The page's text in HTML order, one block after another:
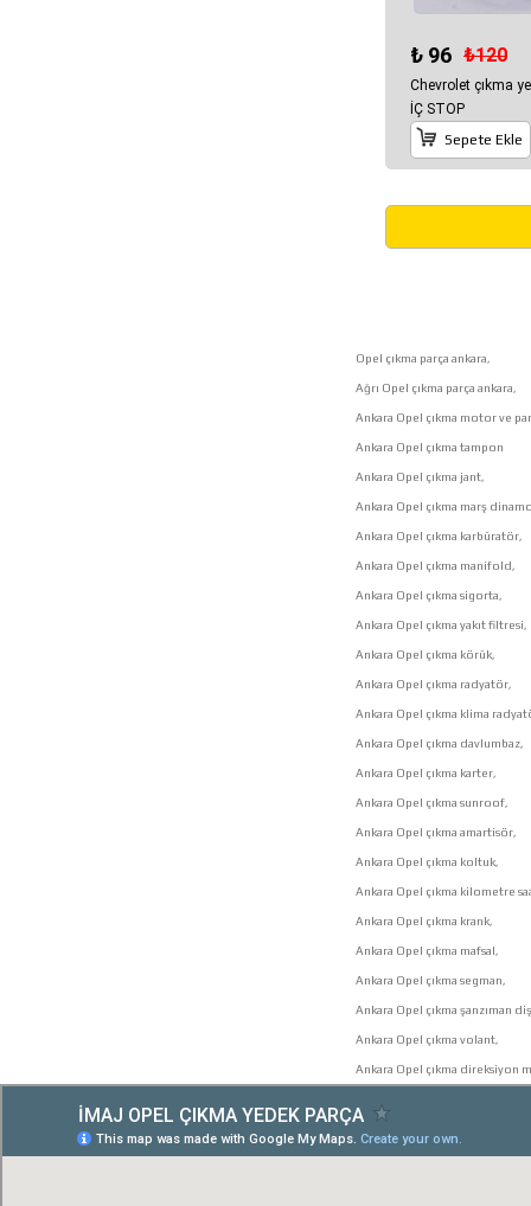
₺ 96 ₺120
Chevrolet çıkma
İÇ STOP
Sepete Ekle
Opel çıkma parça ankara,
Ağrı Opel çıkma parça ankara,
Ankara Opel çıkma motor ve
Ankara Opel çıkma tampon
Ankara Opel çıkma jant,
Ankara Opel çıkma marş
Ankara Opel çıkma karbüratör,
Ankara Opel çıkma manifold,
Ankara Opel çıkma sigorta,
Ankara Opel çıkma yakıt filtresi,
Ankara Opel çıkma körük,
Ankara Opel çıkma radyatör,
Ankara Opel çıkma klima
Ankara Opel çıkma davlumbaz,
Ankara Opel çıkma karter,
Ankara Opel çıkma sunroof,
Ankara Opel çıkma amartisör,
Ankara Opel çıkma koltuk,
Ankara Opel çıkma kilometre
Ankara Opel çıkma krank,
Ankara Opel çıkma mafsal,
Ankara Opel çıkma segman,
Ankara Opel çıkma şanzıman
Ankara Opel çıkma volant,
Ankara Opel çıkma direksiyon